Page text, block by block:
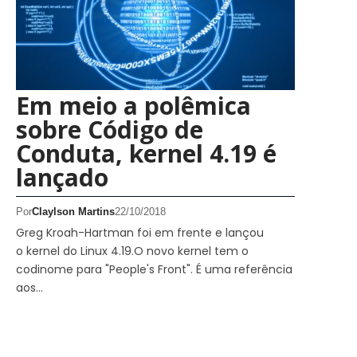
Em meio a polêmica
sobre Código de
Conduta, kernel 4.19 é
lançado
PorClaylson Martins22/10/2018
Greg Kroah-Hartman foi em frente e lançou
o kernel do Linux 4.19.O novo kernel tem o
codinome para "People's Front". É uma referência
aos…